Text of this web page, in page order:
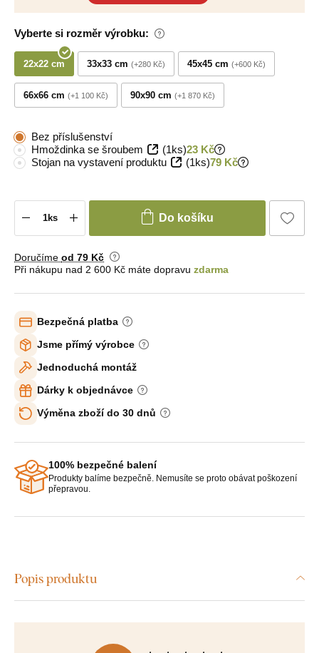
Vyberte si rozměr výrobku:
22x22 cm 33x33 cm +280 Kč 45x45 cm +600 Kč
66x66 cm +1 100 Kč 90x90 cm +1 870 Kč
Bez příslušenství
Hmoždinka se šroubem
(1ks)23 Kč
Stojan na vystavení produktu
(1ks)79 Kč
Do košíku
Doručíme od 79 Kč
Při nákupu nad 2 600 Kč máte dopravu zdarma
Bezpečná platba
Jsme přímý výrobce
Jednoduchá montáž
Dárky k objednávce
Výměna zboží do 30 dnů
100% bezpečné balení
Produkty balíme bezpečně. Nemusíte se proto obávat poškození
přepravou.
Popis produktu